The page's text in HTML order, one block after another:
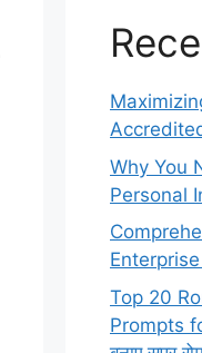
Why You
Personal
Top 20
Prompts